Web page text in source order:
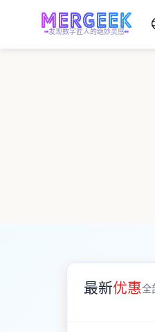
发现数字匠人的绝妙灵感
最新优惠全